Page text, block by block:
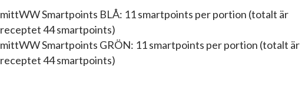
mittWW Smartpoints BLÅ: 11 smartpoints per portion (totalt är
receptet 44 smartpoints)
mittWW Smartpoints GRÖN: 11 smartpoints per portion (totalt är
receptet 44 smartpoints)